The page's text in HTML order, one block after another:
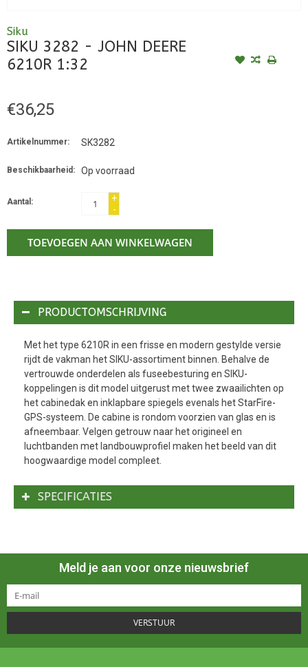
Siku
SIKU 3282 - JOHN DEERE
6210R 1:32
€36,25
Artikelnummer: SK3282
Beschikbaarheid: Op voorraad
Aantal:
+
-
TOEVOEGEN AAN WINKELWAGEN
PRODUCTOMSCHRIJVING
Met het type 6210R in een frisse en modern gestylde versie
rijdt de vakman het SIKU-assortiment binnen. Behalve de
vertrouwde onderdelen als fuseebesturing en SIKU-
koppelingen is dit model uitgerust met twee zwaailichten op
het cabinedak en inklapbare spiegels evenals het StarFire-
GPS-systeem. De cabine is rondom voorzien van glas en is
afneembaar. Velgen getrouw naar het origineel en
luchtbanden met landbouwprofiel maken het beeld van dit
hoogwaardige model compleet.
SPECIFICATIES
Meld je aan voor onze nieuwsbrief
VERSTUUR